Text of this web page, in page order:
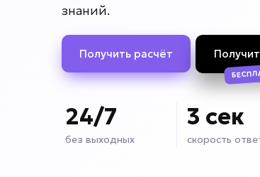
знаний.
Получить расчёт
24/7
без выходных
3 сек
скорость